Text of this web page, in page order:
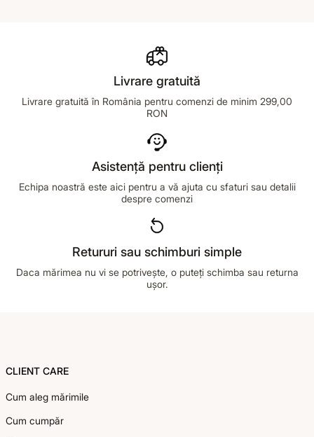
Livrare gratuită
Livrare gratuită în România pentru comenzi de minim 299,00
RON
Asistență pentru clienți
Echipa noastră este aici pentru a vă ajuta cu sfaturi sau detalii
despre comenzi
Retururi sau schimburi simple
Daca mărimea nu vi se potrivește, o puteți schimba sau returna
ușor.
CLIENT CARE
Cum aleg mărimile
Cum cumpăr